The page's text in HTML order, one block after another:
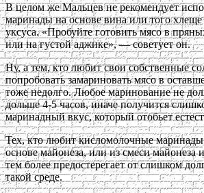
В целом же Мальцев не рекомендует
маринады на основе вина или того
уксуса. «Пробуйте готовить мясо в
или на густой аджике», — советует он.
Ну, а тем, кто любит свои собственные
попробовать замариновать мясо в
тоже недолго. Любое маринование не
дольше 4-5 часов, иначе получится
маринадный вкус, который отобьет
Тех, кто любит кисломолочные
основе майонеза, или из смеси майонеза
тем более предостерегает от слишком
такой среде.